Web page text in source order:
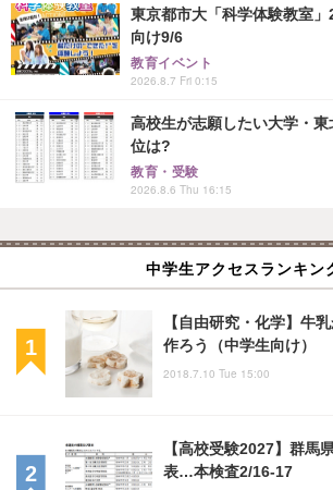
東京都市大「科学体験教室
向け9/6
教育イベント
2026.8.7 Fri 0:15
高校生が志願したい大学・
位は?
教育・受験
2026.8.6 Thu 16:15
中学生アクセスランキン
【自由研究・化学】牛
作ろう（中学生向け）
2018.7.10 Tue 15:00
【高校受験2027】群馬
表…本検査2/16-17